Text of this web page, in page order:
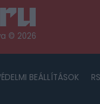
© 2026
BEÁLLÍTÁSOK